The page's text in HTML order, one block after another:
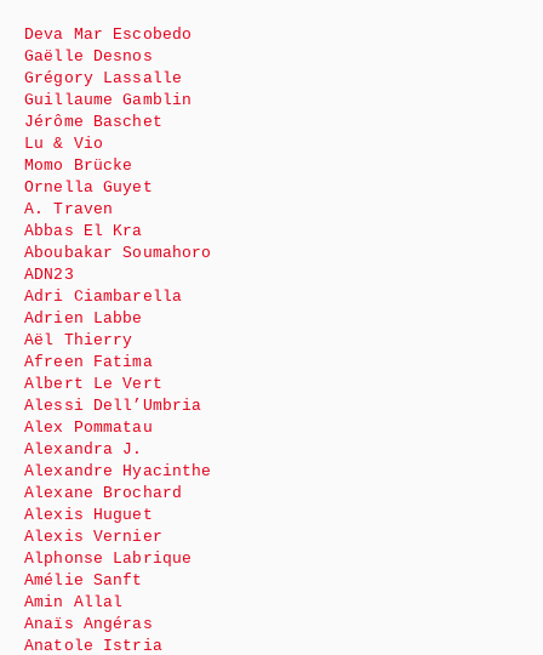
Deva Mar Escobedo
Gaëlle Desnos
Grégory Lassalle
Guillaume Gamblin
Jérôme Baschet
Lu & Vio
Momo Brücke
Ornella Guyet
A. Traven
Abbas El Kra
Aboubakar Soumahoro
ADN23
Adri Ciambarella
Adrien Labbe
Aël Thierry
Afreen Fatima
Albert Le Vert
Alessi Dell’Umbria
Alex Pommatau
Alexandra J.
Alexandre Hyacinthe
Alexane Brochard
Alexis Huguet
Alexis Vernier
Alphonse Labrique
Amélie Sanft
Amin Allal
Anaïs Angéras
Anatole Istria